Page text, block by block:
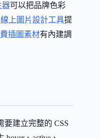
器可以把品牌色彩
上圖片設計工具提
插圖素材有內建調
要建立完整的 CSS